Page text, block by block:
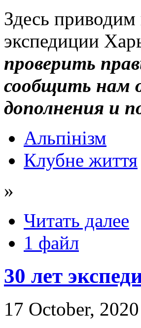
Здесь
экспедиции
проверить
сообщить нам
дополнения и
Альпінізм
Клубне життя
»
Читать далее
1 файл
30 лет
17 October, 2020